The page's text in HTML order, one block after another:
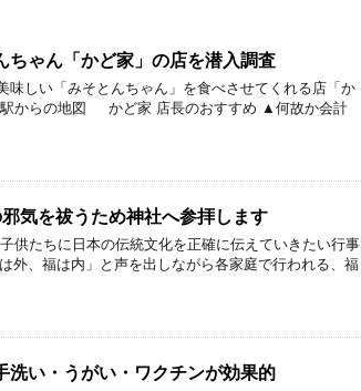
ちゃん「かど家」の店を潜入調査
味しい「みそとんちゃん」を食べさせてくれる店「か
図 かど家 店長のおすすめ ▲何故か会計
気を祓うため神社へ参拝します
供たちに日本の伝統文化を正確に伝えていきたい行事
、福は内」と声を出しながら各家庭で行われる、福
洗い・うがい・ワクチンが効果的